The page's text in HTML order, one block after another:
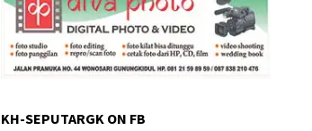
KH-SEPUTARGK ON FB